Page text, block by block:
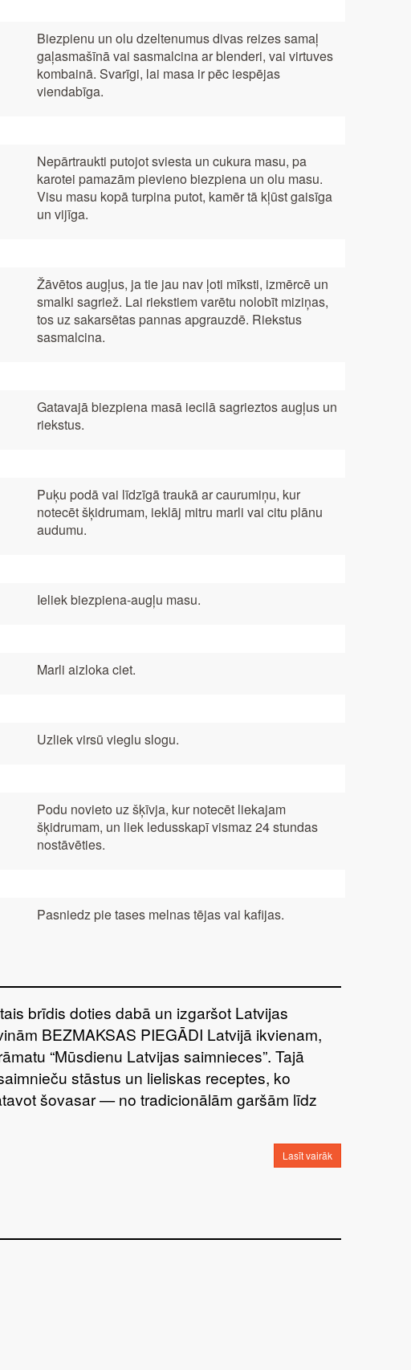
Biezpienu un olu dzeltenumus divas reizes samaļ
gaļasmašīnā vai sasmalcina ar blenderi, vai virtuves
kombainā. Svarīgi, lai masa ir pēc iespējas
viendabīga.
Nepārtraukti putojot sviesta un cukura masu, pa
karotei pamazām pievieno biezpiena un olu masu.
Visu masu kopā turpina putot, kamēr tā kļūst gaisīga
un vijīga.
Žāvētos augļus, ja tie jau nav ļoti mīksti, izmērcē un
smalki sagriež. Lai riekstiem varētu nolobīt miziņas,
tos uz sakarsētas pannas apgrauzdē. Riekstus
sasmalcina.
Gatavajā biezpiena masā iecilā sagrieztos augļus un
riekstus.
Puķu podā vai līdzīgā traukā ar caurumiņu, kur
notecēt šķidrumam, ieklāj mitru marli vai citu plānu
audumu.
Ieliek biezpiena-augļu masu.
Marli aizloka ciet.
Uzliek virsū vieglu slogu.
Podu novieto uz šķīvja, kur notecēt liekajam
šķidrumam, un liek ledusskapī vismaz 24 stundas
nostāvēties.
Pasniedz pie tases melnas tējas vai kafijas.
brīdis doties dabā un izgaršot Latvijas
BEZMAKSAS PIEGĀDI Latvijā ikvienam,
“Mūsdienu Latvijas saimnieces”. Tajā
stāstus un lieliskas receptes, ko
šovasar — no tradicionālām garšām līdz
Lasīt vairāk